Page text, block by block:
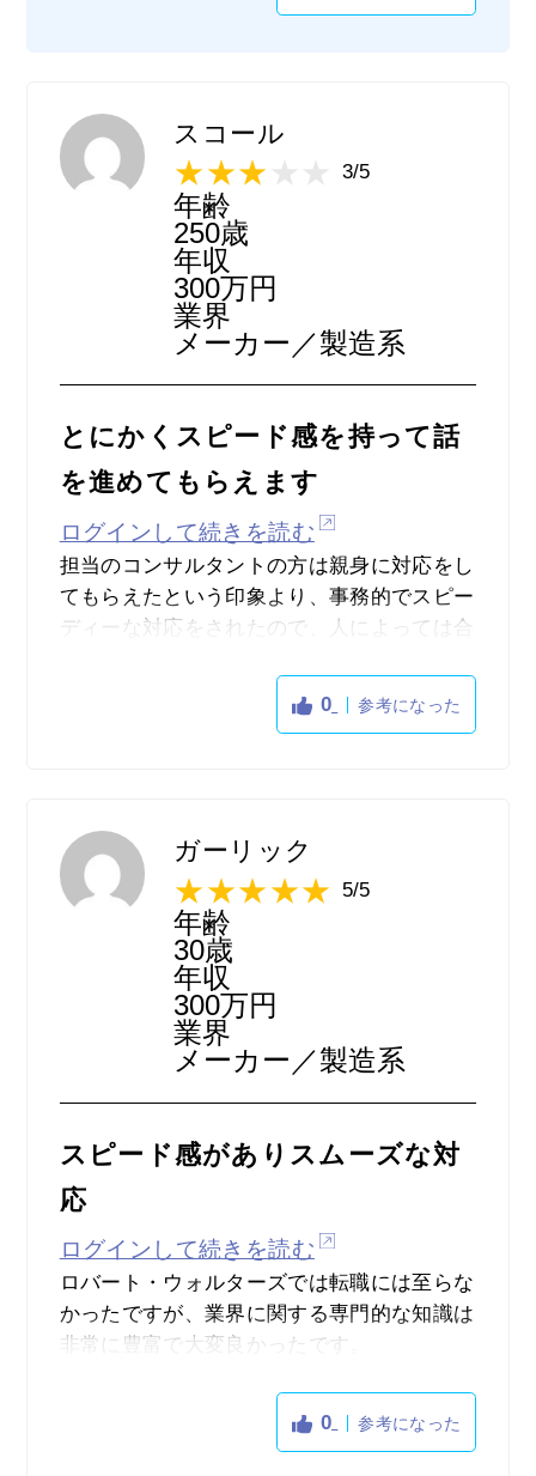
れたので、そこは良かったです。外資系企業
へのハードルの高さを改めて気遣かせてくれ
ましたので、現実を知ることができて逆に良
かったと思っています。
スコール
3/5
年齢
250歳
年収
300万円
業界
メーカー／製造系
とにかくスピード感を持って話
を進めてもらえます
ログインして続きを読む
担当のコンサルタントの方は親身に対応をし
てもらえたという印象より、事務的でスピー
ディーな対応をされたので、人によっては合
る方が個人的には安心感がありますし、若干
おられると思うので、そういった方にはおす
すめです。また、とにかくスピード感を持っ
て話を進めてもらえるので、少しでも早く外
資系企業に転職したい方には向いていると思
いますし、この迅速さはとにかく印象として
強く残りました。
0 参考になった
ガーリック
5/5
年齢
30歳
年収
300万円
業界
メーカー／製造系
スピード感がありスムーズな対
応
ログインして続きを読む
ロバート・ウォルターズでは転職には至らな
かったですが、業界に関する専門的な知識は
非常に豊富で大変良かったです。
すが、そういったことも一切なかったです
0 参考になった